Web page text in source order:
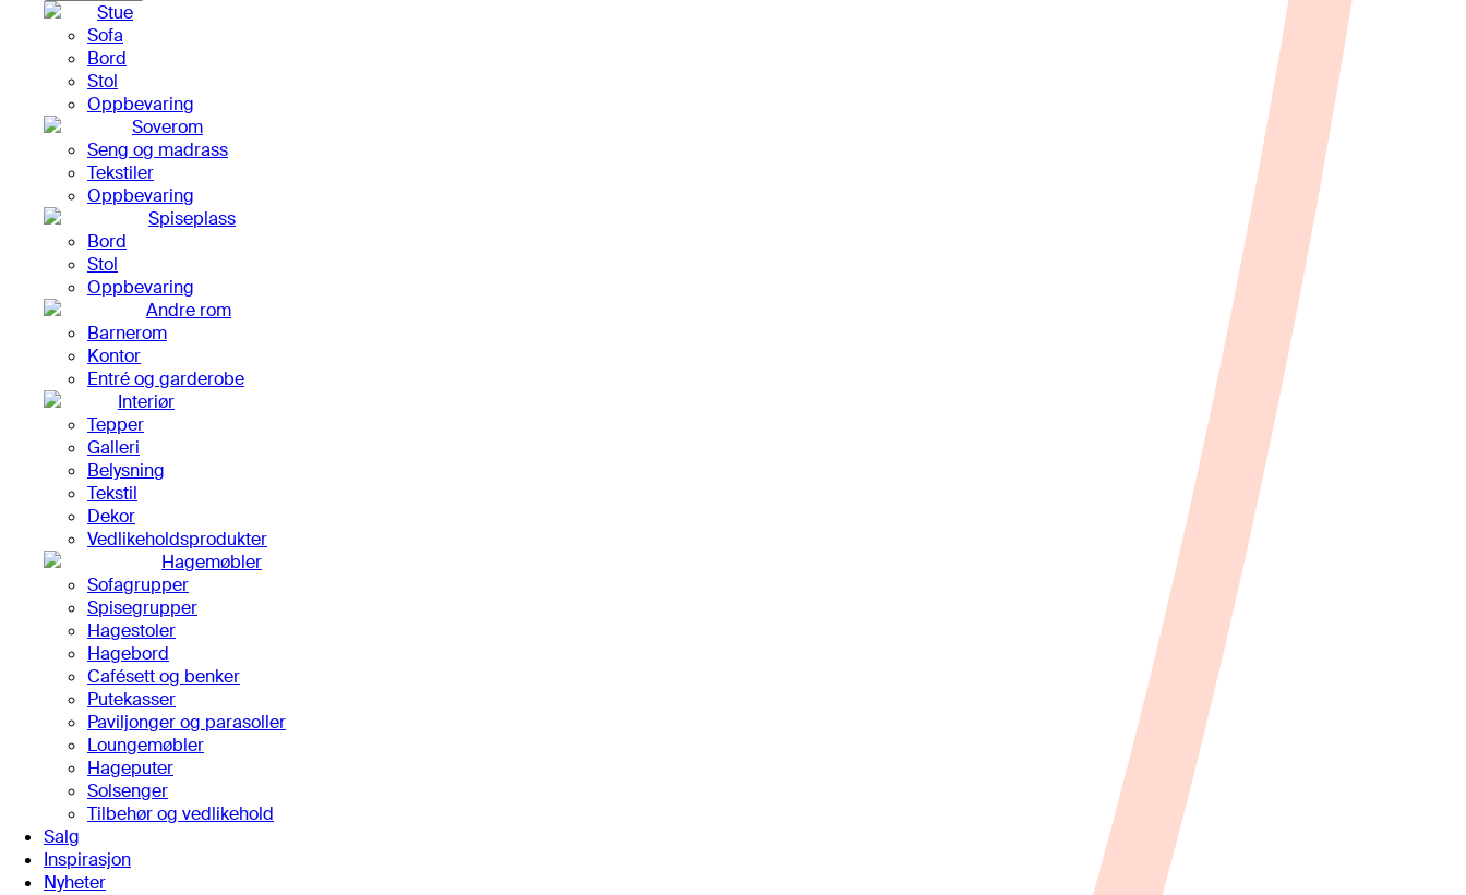
Stue
Sofa
Bord
Stol
Oppbevaring
Soverom
Seng og madrass
Tekstiler
Oppbevaring
Spiseplass
Bord
Stol
Oppbevaring
Andre rom
Barnerom
Kontor
Entré og garderobe
Interiør
Tepper
Galleri
Belysning
Tekstil
Dekor
Vedlikeholdsprodukter
Hagemøbler
Sofagrupper
Spisegrupper
Hagestoler
Hagebord
Cafésett og benker
Putekasser
Paviljonger og parasoller
Loungemøbler
Hageputer
Solsenger
Tilbehør og vedlikehold
Salg
Inspirasjon
Nyheter